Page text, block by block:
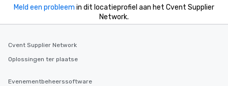
in the city and dive
selected dishes are
Meld een probleem in dit locatieprofiel aan het Cvent Supplier
Network.
Cvent Supplier Network
Oplossingen ter plaatse
Evenementbeheerssoftware